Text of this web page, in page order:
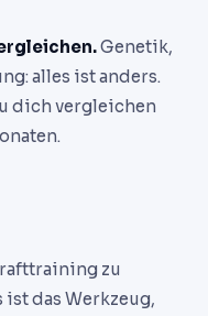
Genetik,
alles ist anders.
dich vergleichen
zu
das Werkzeug,